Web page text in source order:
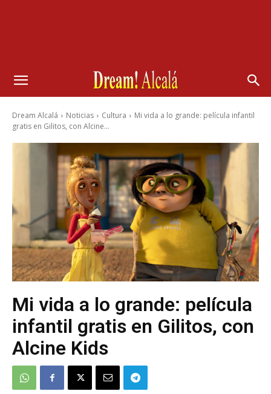
Dream Alcalá Noticias Cultura
Mi vida a lo grande: película infantil
gratis en Gilitos, con Alcine...
Mi vida a lo grande: película
infantil gratis en Gilitos, con
Alcine Kids